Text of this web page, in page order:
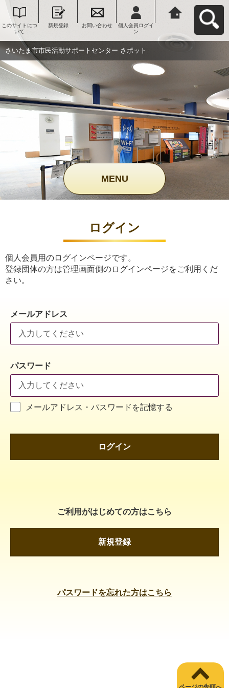
このサイトにつ
いて
新規登録 お問い合わせ
個人会員ログイ
ン
ンター さポット
へ戻る
さいたま市市民活動サポートセンター さポット
MENU
ログイン
個人会員用のログインページです。
登録団体の方は管理画面側のログインページをご利用くだ
さい。
メールアドレス
パスワード
メールアドレス・パスワードを記憶する
ログイン
ご利用がはじめての方はこちら
新規登録
パスワードを忘れた方はこちら